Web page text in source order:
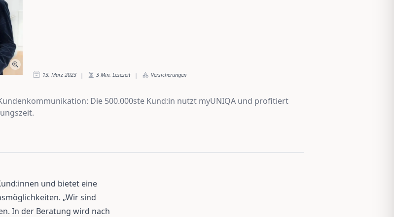
13. März 2023 | 3 Min. Lesezeit | Versicherungen
Die 500.000ste Kund:in nutzt myUNIQA und profitiert
und bietet eine
„Wir sind
In der Beratung wird nach